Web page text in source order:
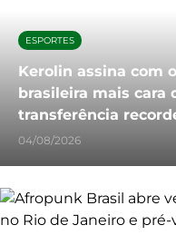
ESPORTES
Kerolin assina com
brasileira mais cara
transferência
04/08/2026